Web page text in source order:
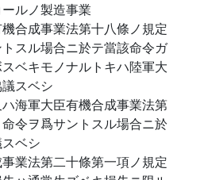
ルノ製造事業
合成事業法第十八條ノ規定
スル場合ニ於テ當該命令ガ
ベキモノナルトキハ陸軍大
スベシ
海軍大臣有機合成事業法第
令ヲ爲サントスル場合ニ於
ベシ
業法第二十條第一項ノ規定